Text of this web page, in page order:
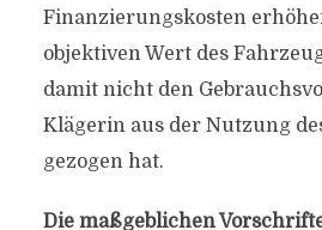
Finanzierungskosten
objektiven Wert des
damit nicht den
Klägerin aus der Nutzung
gezogen hat.
Die maßgeblichen